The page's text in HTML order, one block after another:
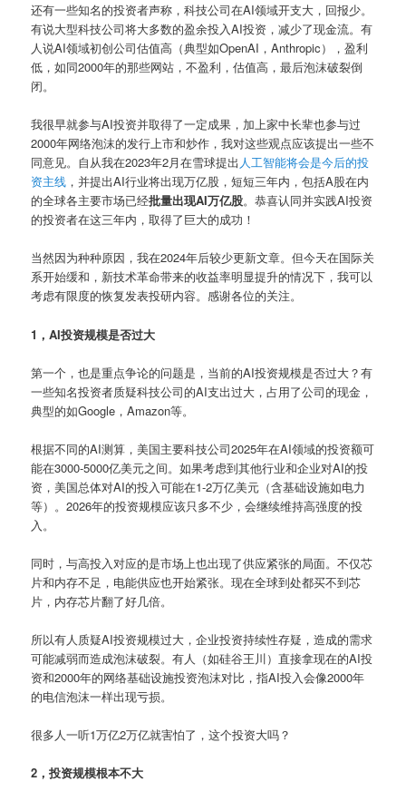
还有一些知名的投资者声称，科技公司在AI领域开支大，回报少。
有说大型科技公司将大多数的盈余投入AI投资，减少了现金流。有
人说AI领域初创公司估值高（典型如OpenAI，Anthropic），盈利
低，如同2000年的那些网站，不盈利，估值高，最后泡沫破裂倒
闭。
我很早就参与AI投资并取得了一定成果，加上家中长辈也参与过
2000年网络泡沫的发行上市和炒作，我对这些观点应该提出一些不
同意见。自从我在2023年2月在雪球提出 人工智能将会是今后的投
资主线 ，并提出AI行业将出现万亿股，短短三年内，包括A股在内
的全球各主要市场已经批量出现AI万亿股。恭喜认同并实践AI投资
的投资者在这三年内，取得了巨大的成功！
当然因为种种原因，我在2024年后较少更新文章。但今天在国际关
系开始缓和，新技术革命带来的收益率明显提升的情况下，我可以
考虑有限度的恢复发表投研内容。感谢各位的关注。
1，AI投资规模是否过大
第一个，也是重点争论的问题是，当前的AI投资规模是否过大？有
一些知名投资者质疑科技公司的AI支出过大，占用了公司的现金，
典型的如Google，Amazon等。
根据不同的AI测算，美国主要科技公司2025年在AI领域的投资额可
能在3000-5000亿美元之间。如果考虑到其他行业和企业对AI的投
资，美国总体对AI的投入可能在1-2万亿美元（含基础设施如电力
等）。2026年的投资规模应该只多不少，会继续维持高强度的投
入。
同时，与高投入对应的是市场上也出现了供应紧张的局面。不仅芯
片和内存不足，电能供应也开始紧张。现在全球到处都买不到芯
片，内存芯片翻了好几倍。
所以有人质疑AI投资规模过大，企业投资持续性存疑，造成的需求
可能减弱而造成泡沫破裂。有人（如硅谷王川）直接拿现在的AI投
资和2000年的网络基础设施投资泡沫对比，指AI投入会像2000年
的电信泡沫一样出现亏损。
很多人一听1万亿2万亿就害怕了，这个投资大吗？
2，投资规模根本不大